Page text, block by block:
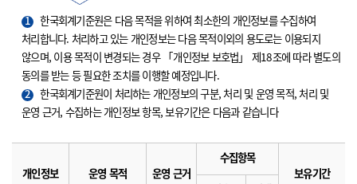
1
한국회계기준원은 다음 목적을 위하여 최소한의 개인정보를 수집하여
처리합니다. 처리하고 있는 개인정보는 다음 목적이외의 용도로는 이용되지
않으며, 이용 목적이 변경되는 경우 「개인정보 보호법」 제18조에 따라 별도의
동의를 받는 등 필요한 조치를 이행할 예정입니다.
2
한국회계기준원이 처리하는 개인정보의 구분, 처리 및 운영 목적, 처리 및
운영 근거, 수집하는 개인정보 항목, 보유기간은 다음과 같습니다
개인정보 운영 목적 운영 근거
수집항목
보유기간